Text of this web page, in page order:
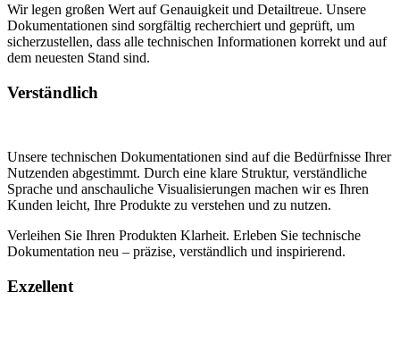
Wir legen großen Wert auf Genauigkeit und Detailtreue. Unsere
Dokumentationen sind sorgfältig recherchiert und geprüft, um
sicherzustellen, dass alle technischen Informationen korrekt und auf
dem neuesten Stand sind.
Verständlich
Unsere technischen Dokumentationen sind auf die Bedürfnisse Ihrer
Nutzenden abgestimmt. Durch eine klare Struktur, verständliche
Sprache und anschauliche Visualisierungen machen wir es Ihren
Kunden leicht, Ihre Produkte zu verstehen und zu nutzen.
Verleihen Sie Ihren Produkten Klarheit. Erleben Sie technische
Dokumentation neu – präzise, verständlich und inspirierend.
Exzellent